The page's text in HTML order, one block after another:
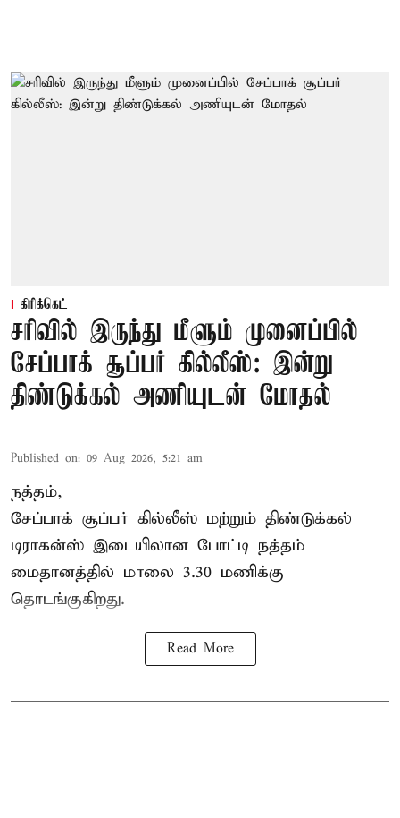
கிரிக்கெட்
சரிவில் இருந்து மீளும் முனைப்பில்
சேப்பாக் சூப்பர் கில்லீஸ்: இன்று
திண்டுக்கல் அணியுடன் மோதல்
Published on: 09 Aug 2026, 5:21 am
நத்தம்,
சேப்பாக் சூப்பர் கில்லீஸ் மற்றும் திண்டுக்கல்
டிராகன்ஸ் இடையிலான போட்டி நத்தம்
மைதானத்தில் மாலை 3.30 மணிக்கு
தொடங்குகிறது.
Read More